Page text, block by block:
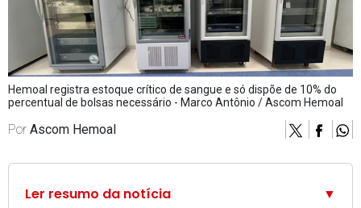
Hemoal registra estoque crítico de sangue e só dispõe de 10% do
percentual de bolsas necessário - Marco Antônio / Ascom Hemoal
Por Ascom Hemoal
Ler resumo da notícia ▼